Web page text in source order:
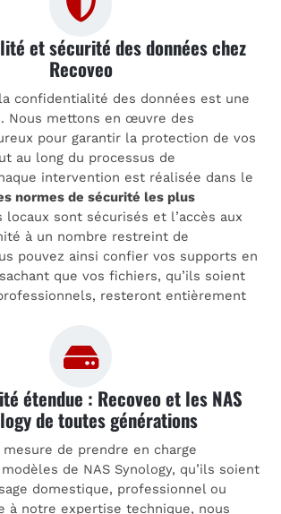
et sécurité des données chez
Recoveo
confidentialité des données est une
Nous mettons en œuvre des
pour garantir la protection de vos
au long du processus de
intervention est réalisée dans le
normes de sécurité les plus
locaux sont sécurisés et l’accès aux
à un nombre restreint de
pouvez ainsi confier vos supports en
que vos fichiers, qu’ils soient
resteront entièrement
étendue : Recoveo et les NAS
de toutes générations
de prendre en charge
de NAS Synology, qu’ils soient
domestique, professionnel ou
à notre expertise technique, nous